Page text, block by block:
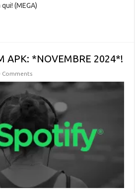
(MEGA)
APK: *NOVEMBRE 2024*!
Comments